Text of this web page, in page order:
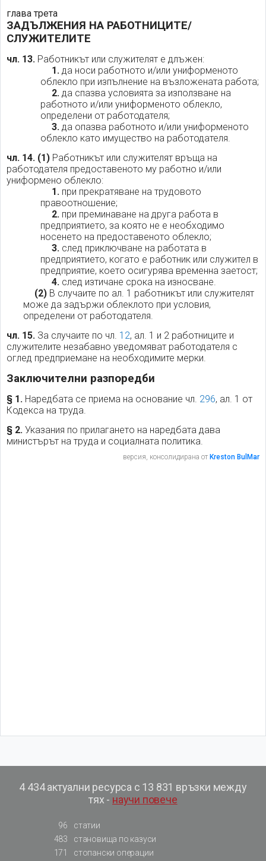
глава трета
ЗАДЪЛЖЕНИЯ НА РАБОТНИЦИТЕ/
СЛУЖИТЕЛИТЕ
чл. 13. Работникът или служителят е длъжен:
1.да носи работното и/или униформеното
облекло при изпълнение на възложената работа;
2.да спазва условията за използване на
работното и/или униформеното облекло,
определени от работодателя;
3.да опазва работното и/или униформеното
облекло като имущество на работодателя.
чл. 14. (1) Работникът или служителят връща на
работодателя предоставеното му работно и/или
униформено облекло:
1.при прекратяване на трудовото
правоотношение;
2.при преминаване на друга работа в
предприятието, за която не е необходимо
носенето на предоставеното облекло;
3.след приключване на работата в
предприятието, когато е работник или служител в
предприятие, което осигурява временна заетост;
4.след изтичане срока на износване.
(2) В случаите по ал. 1 работникът или служителят
може да задържи облеклото при условия,
определени от работодателя.
чл. 15. За случаите по чл. 12, ал. 1 и 2 работниците и
служителите незабавно уведомяват работодателя с
оглед предприемане на необходимите мерки.
Заключителни разпоредби
§ 1. Наредбата се приема на основание чл. 296, ал. 1 от
Кодекса на труда.
§ 2. Указания по прилагането на наредбата дава
министърът на труда и социалната политика.
версия, консолидирана от Kreston BulMar
4 434 актуални ресурса с 13 831 връзки между
тях - научи повече
96
статии
483
становища по казуси
171
стопански операции